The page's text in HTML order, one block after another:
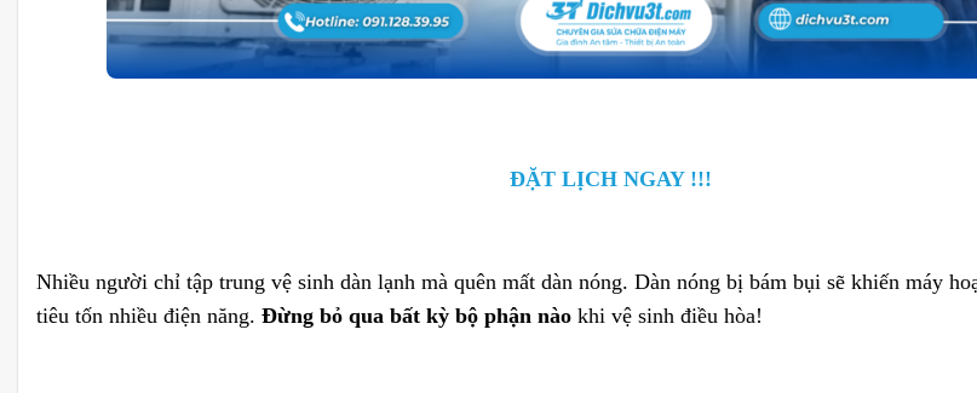
ĐẶT LỊCH NGAY !!!
Nhiều người chỉ tập trung vệ sinh dàn lạnh mà quên mất dàn nóng. Dàn nóng bị bám bụi sẽ khiến máy
tiêu tốn nhiều điện năng. Đừng bỏ qua bất kỳ bộ phận nào khi vệ sinh điều hòa!